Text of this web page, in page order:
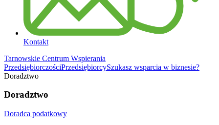
Kontakt
Tarnowskie Centrum Wspierania
PrzedsiębiorczościPrzedsiębiorcySzukasz wsparcia w biznesie?
Doradztwo
Doradztwo
Doradca podatkowy